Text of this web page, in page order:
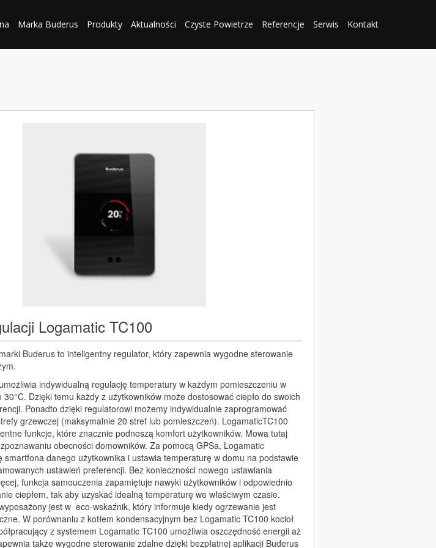
Marka Buderus Produkty Aktualności Czyste Powietrze Referencje Serwis Kontakt
Logamatic TC100
Buderus to inteligentny regulator, który zapewnia wygodne sterowanie
indywidualną regulację temperatury w każdym pomieszczeniu w
30°C. Dzięki temu każdy z użytkowników może dostosować ciepło do swoich
Ponadto dzięki regulatorowi możemy indywidualnie zaprogramować
grzewczej (maksymalnie 20 stref lub pomieszczeń). LogamaticTC100
funkcje, które znacznie podnoszą komfort użytkowników. Mowa tutaj
obecności domowników. Za pomocą GPSa, Logamatic
smartfona danego użytkownika i ustawia temperaturę w domu na podstawie
ustawień preferencji. Bez konieczności nowego ustawiania
funkcja samouczenia zapamiętuje nawyki użytkowników i odpowiednio
ciepłem, tak aby uzyskać idealną temperaturę we właściwym czasie.
jest w eco-wskaźnik, który informuje kiedy ogrzewanie jest
W porównaniu z kotłem kondensacyjnym bez Logamatic TC100 kocioł
z systemem Logamatic TC100 umożliwia oszczędność energii aż
także wygodne sterowanie zdalne dzięki bezpłatnej aplikacji Buderus